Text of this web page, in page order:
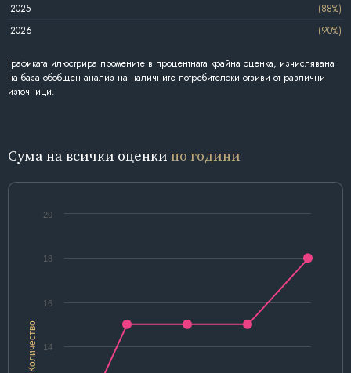
2025
(88%)
2026
(90%)
Графиката илюстрира промените в процентната крайна оценка, изчислявана
на база обобщен анализ на наличните потребителски отзиви от различни
източници.
Сума на всички оценки по години
Количество 14
16
18
20